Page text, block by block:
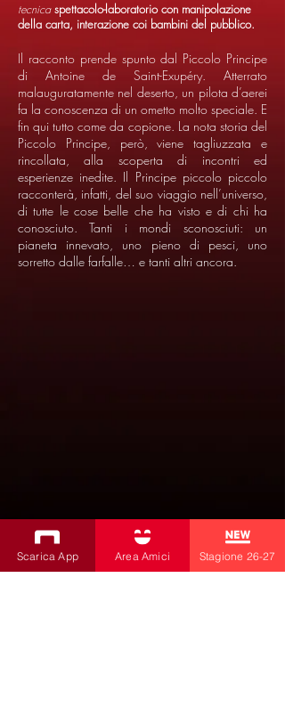
tecnicaspettacolo-laboratorio con manipolazione
della carta, interazione coi bambini del pubblico.
Il racconto prende spunto dal Piccolo Principe
di Antoine de Saint-Exupéry. Atterrato
malauguratamente nel deserto, un pilota d’aerei
fa la conoscenza di un ometto molto speciale. E
fin qui tutto come da copione. La nota storia del
Piccolo Principe, però, viene tagliuzzata e
rincollata, alla scoperta di incontri ed
esperienze inedite. Il Principe piccolo piccolo
racconterà, infatti, del suo viaggio nell’universo,
di tutte le cose belle che ha visto e di chi ha
conosciuto. Tanti i mondi sconosciuti: un
pianeta innevato, uno pieno di pesci, uno
sorretto dalle farfalle… e tanti altri ancora.
Scarica App Area Amici Stagione 26-27